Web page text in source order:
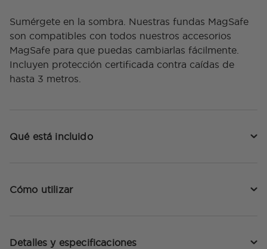
Sumérgete en la sombra. Nuestras fundas MagSafe
son compatibles con todos nuestros accesorios
MagSafe para que puedas cambiarlas fácilmente.
Incluyen protección certificada contra caídas de
hasta 3 metros.
Qué está incluido
Cómo utilizar
Detalles y especificaciones